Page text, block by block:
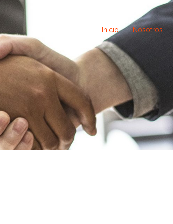
Inicio Nosotros